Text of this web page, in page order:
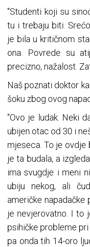
"Studenti koji su
tu i trebaju biti.
je bila u kritičnom
ona. Povrede su
precizno, nažalost.
Naš poznati doktor
šoku zbog ovog
"Ovo je ludak. Neki
ubijen otac od 30 i
mjeseca. To je ovdje
je ta budala, a
ima svugdje i meni
ubiju nekog, ali
američke napadačke
je nevjerovatno. I to
psihičke probleme pri
pa onda tih 14-oro